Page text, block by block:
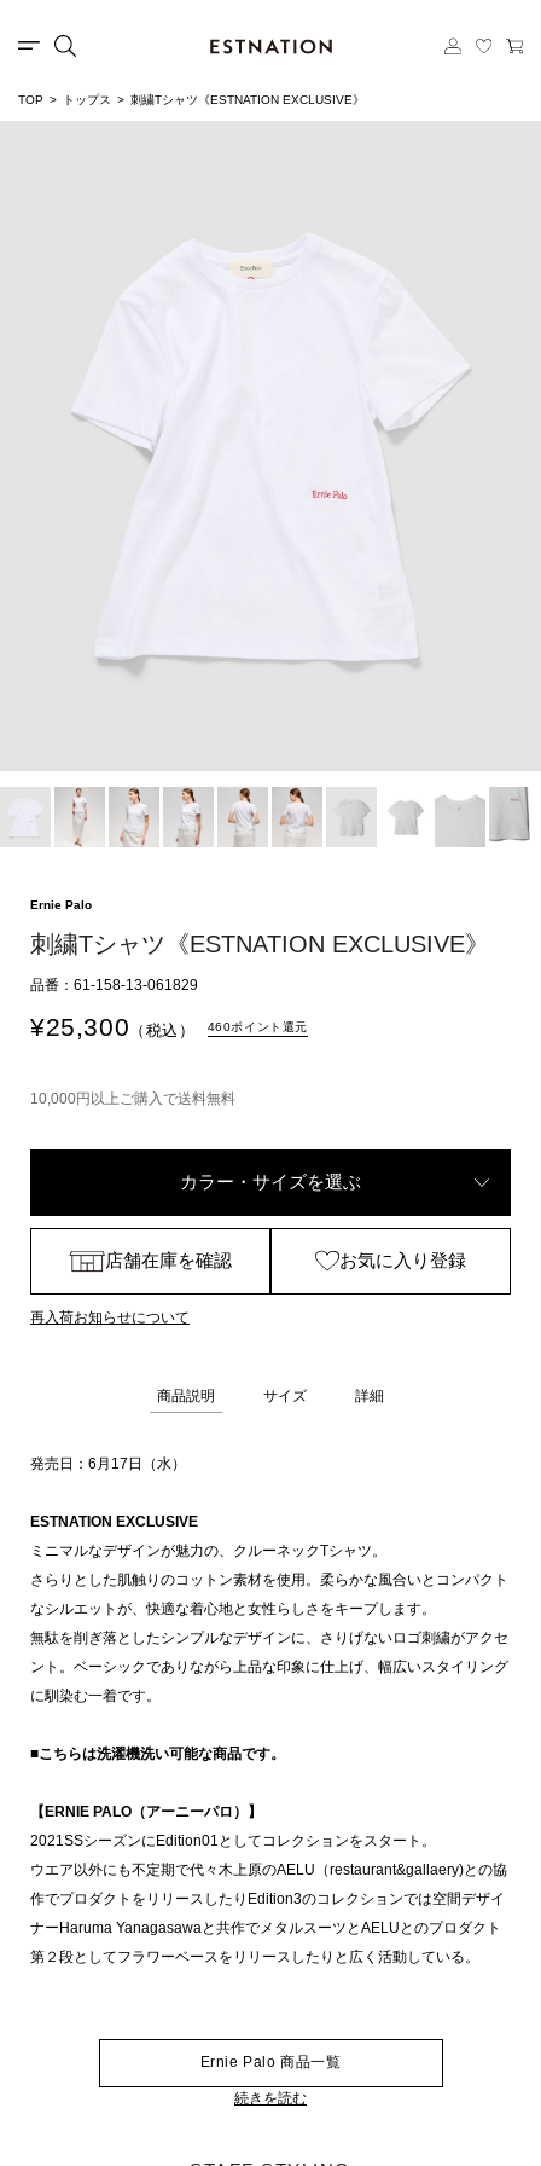
TOP トップス 刺繍Tシャツ《ESTNATION EXCLUSIVE》
Ernie Palo
刺繍Tシャツ《ESTNATION EXCLUSIVE》
品番：61-158-13-061829
¥25,300 （税込） 460ポイント還元
10,000円以上ご購入で送料無料
カラー・サイズを選ぶ
店舗在庫を確認 お気に入り登録
再入荷お知らせについて
商品説明 サイズ 詳細
発売日：6月17日（水）
ESTNATION EXCLUSIVE
ミニマルなデザインが魅力の、クルーネックTシャツ。
さらりとした肌触りのコットン素材を使用。柔らかな風合いとコンパクト
なシルエットが、快適な着心地と女性らしさをキープします。
無駄を削ぎ落としたシンプルなデザインに、さりげないロゴ刺繍がアクセ
ント。ベーシックでありながら上品な印象に仕上げ、幅広いスタイリング
に馴染む一着です。
■こちらは洗濯機洗い可能な商品です。
【ERNIE PALO（アーニーパロ）】
2021SSシーズンにEdition01としてコレクションをスタート。
ウエア以外にも不定期で代々木上原のAELU（restaurant&gallaery)との協
作でプロダクトをリリースしたりEdition3のコレクションでは空間デザイ
ナーHaruma Yanagasawaと共作でメタルスーツとAELUとのプロダクト
第２段としてフラワーベースをリリースしたりと広く活動している。
Ernie Palo 商品一覧
続きを読む